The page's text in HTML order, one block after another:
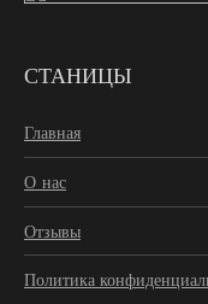
СТАНИЦЫ
Главная
О нас
Отзывы
Политика